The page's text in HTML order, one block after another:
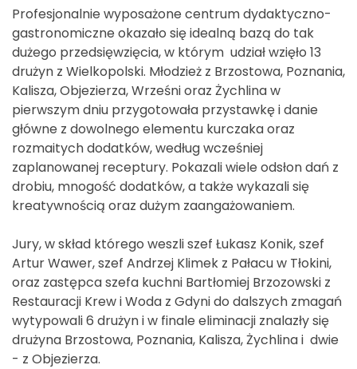
Profesjonalnie wyposażone centrum dydaktyczno-
gastronomiczne okazało się idealną bazą do tak
dużego przedsięwzięcia, w którym udział wzięło 13
drużyn z Wielkopolski. Młodzież z Brzostowa, Poznania,
Kalisza, Objezierza, Wrześni oraz Żychlina w
pierwszym dniu przygotowała przystawkę i danie
główne z dowolnego elementu kurczaka oraz
rozmaitych dodatków, według wcześniej
zaplanowanej receptury. Pokazali wiele odsłon dań z
drobiu, mnogość dodatków, a także wykazali się
kreatywnością oraz dużym zaangażowaniem.
Jury, w skład którego weszli szef Łukasz Konik, szef
Artur Wawer, szef Andrzej Klimek z Pałacu w Tłokini,
oraz zastępca szefa kuchni Bartłomiej Brzozowski z
Restauracji Krew i Woda z Gdyni do dalszych zmagań
wytypowali 6 drużyn i w finale eliminacji znalazły się
drużyna Brzostowa, Poznania, Kalisza, Żychlina i dwie
- z Objezierza.